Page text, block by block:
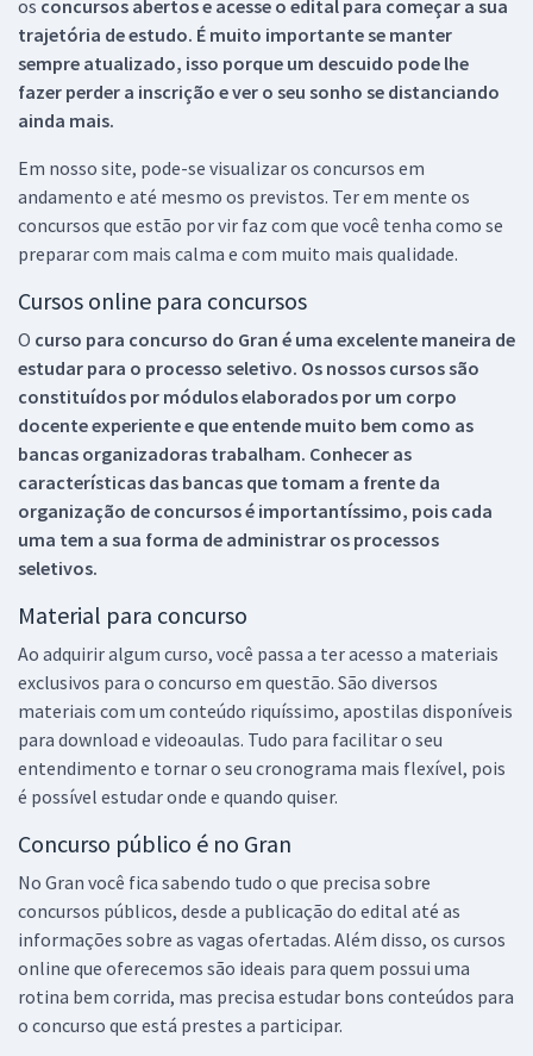
os concursos abertos e acesse o edital para começar a sua
trajetória de estudo. É muito importante se manter
sempre atualizado, isso porque um descuido pode lhe
fazer perder a inscrição e ver o seu sonho se distanciando
ainda mais.
Em nosso site, pode-se visualizar os concursos em
andamento e até mesmo os previstos. Ter em mente os
concursos que estão por vir faz com que você tenha como se
preparar com mais calma e com muito mais qualidade.
Cursos online para concursos
O curso para concurso do Gran é uma excelente maneira de
estudar para o processo seletivo. Os nossos cursos são
constituídos por módulos elaborados por um corpo
docente experiente e que entende muito bem como as
bancas organizadoras trabalham. Conhecer as
características das bancas que tomam a frente da
organização de concursos é importantíssimo, pois cada
uma tem a sua forma de administrar os processos
seletivos.
Material para concurso
Ao adquirir algum curso, você passa a ter acesso a materiais
exclusivos para o concurso em questão. São diversos
materiais com um conteúdo riquíssimo, apostilas disponíveis
para download e videoaulas. Tudo para facilitar o seu
entendimento e tornar o seu cronograma mais flexível, pois
é possível estudar onde e quando quiser.
Concurso público é no Gran
No Gran você fica sabendo tudo o que precisa sobre
concursos públicos, desde a publicação do edital até as
informações sobre as vagas ofertadas. Além disso, os cursos
online que oferecemos são ideais para quem possui uma
rotina bem corrida, mas precisa estudar bons conteúdos para
o concurso que está prestes a participar.